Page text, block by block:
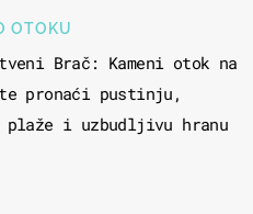
OTOKU
Brač: Kameni otok na
pronaći pustinju,
plaže i uzbudljivu hranu